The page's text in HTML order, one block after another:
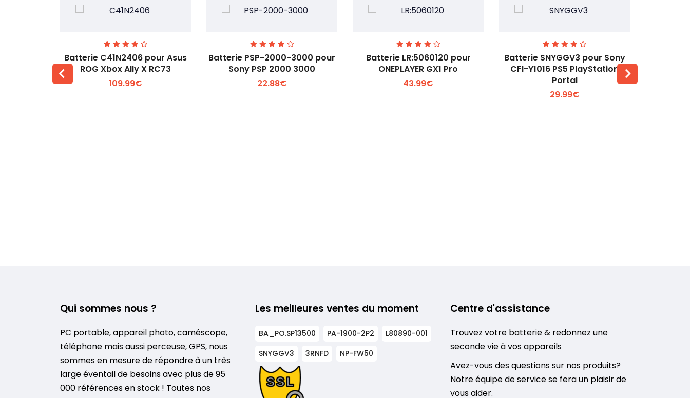
Voir plus +
Batterie C41N2406 pour Asus
ROG Xbox Ally X RC73
109.99€
Voir plus +
Batterie PSP-2000-3000 pour
Sony PSP 2000 3000
22.88€
Voir plus +
Batterie LR:5060120 pour
ONEPLAYER GX1 Pro
43.99€
Voir plus +
Batterie SNYGGV3 pour Sony
CFI-Y1016 PS5 PlayStation
Portal
29.99€
Qui sommes nous ?
PC portable, appareil photo, caméscope,
téléphone mais aussi perceuse, GPS, nous
sommes en mesure de répondre à un très
large éventail de besoins avec plus de 95
000 références en stock ! Toutes nos
Les meilleures ventes du moment
BA_PO.SP13500 PA-1900-2P2
L80890-001
SNYGGV3
3RNFD NP-FW50
Centre d'assistance
Trouvez votre batterie & redonnez une
seconde vie à vos appareils
Avez-vous des questions sur nos produits?
Notre équipe de service se fera un plaisir de
vous aider.